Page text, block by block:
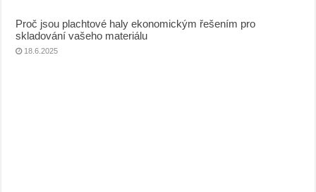
Proč jsou plachtové haly ekonomickým řešením pro
skladování vašeho materiálu
18.6.2025